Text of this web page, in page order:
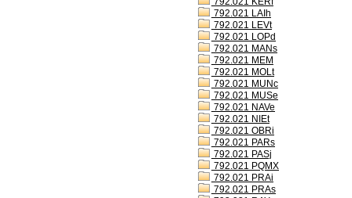
792.021 LAIh
792.021 LEVt
792.021 LOPd
792.021 MANs
792.021 MEM
792.021 MOLt
792.021 MUNc
792.021 MUSe
792.021 NAVe
792.021 NIEt
792.021 OBRi
792.021 PARs
792.021 PASj
792.021 PQMX
792.021 PRAi
792.021 PRAs